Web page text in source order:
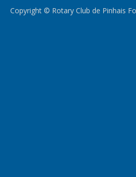
Copyright © Rotary Club de Pinhais